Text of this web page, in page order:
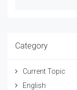
Category
Current Topic
English